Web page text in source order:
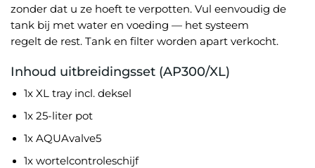
zonder dat u ze hoeft te verpotten. Vul eenvoudig de
tank bij met water en voeding — het systeem
regelt de rest. Tank en filter worden apart verkocht.
Inhoud uitbreidingsset (AP300/XL)
1x XL tray incl. deksel
1x 25-liter pot
1x AQUAvalve5
1x wortelcontroleschijf